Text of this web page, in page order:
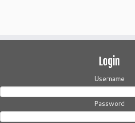
Login
Username
Password